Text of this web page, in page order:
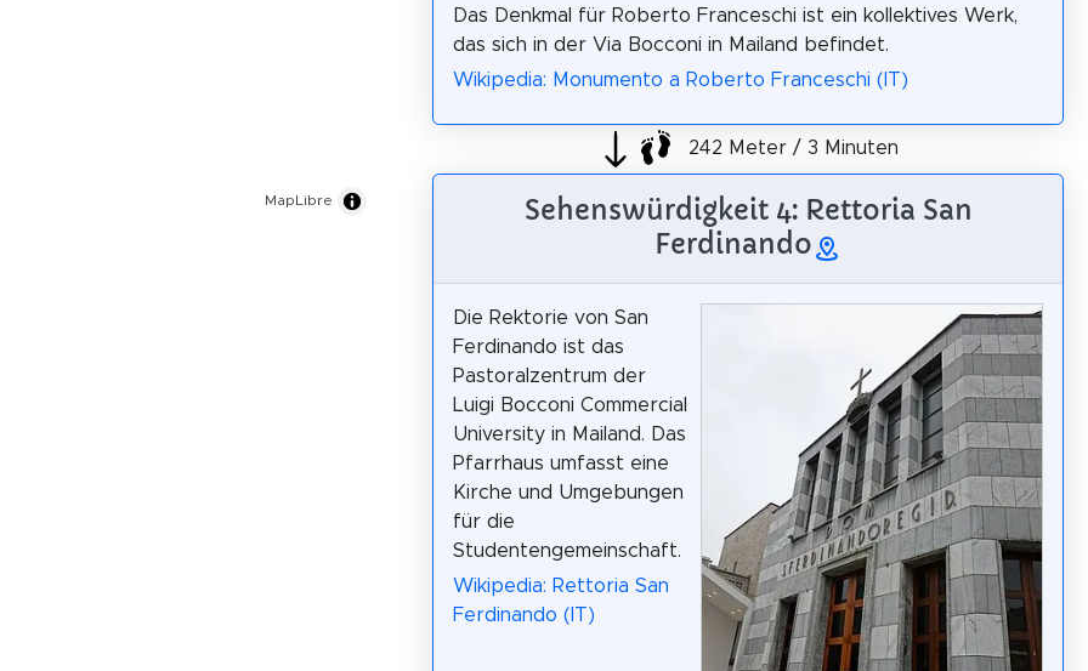
MapLibre
Das Denkmal für Roberto Franceschi ist ein kollektives Werk,
das sich in der Via Bocconi in Mailand befindet.
Wikipedia: Monumento a Roberto Franceschi (IT)
242 Meter / 3 Minuten
Sehenswürdigkeit 4: Rettoria San
Ferdinando
Die Rektorie von San
Ferdinando ist das
Pastoralzentrum der
Luigi Bocconi Commercial
University in Mailand. Das
Pfarrhaus umfasst eine
Kirche und Umgebungen
für die
Studentengemeinschaft.
Wikipedia: Rettoria San
Ferdinando (IT)